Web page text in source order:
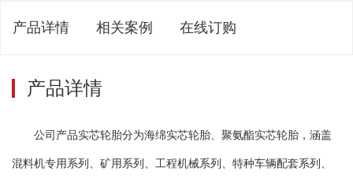
产品详情 相关案例 在线订购
产品详情
公司产品实芯轮胎分为海绵实芯轮胎、聚氨酯实芯轮胎，涵盖
混料机专用系列、矿用系列、工程机械系列、特种车辆配套系列、